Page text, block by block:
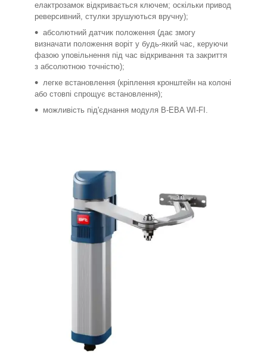
елактрозамок відкривається ключем; оскільки привод
реверсивний, стулки зрушуються вручну);
абсолютний датчик положення (дає змогу
визначати положення воріт у будь-який час, керуючи
фазою уповільнення під час відкривання та закриття
з абсолютною точністю);
легке встановлення (кріплення кронштейн на колоні
або стовпі спрощує встановлення);
можливість під'єднання модуля B-EBA WI-FI.